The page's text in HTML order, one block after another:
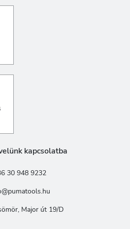
kapcsolatba
30 948 9232
Major út 19/D